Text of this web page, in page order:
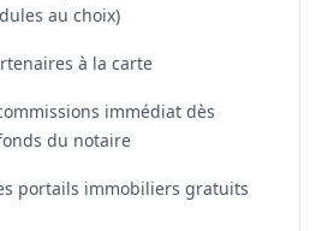
au choix)
à la carte
immédiat dès
du notaire
portails immobiliers gratuits